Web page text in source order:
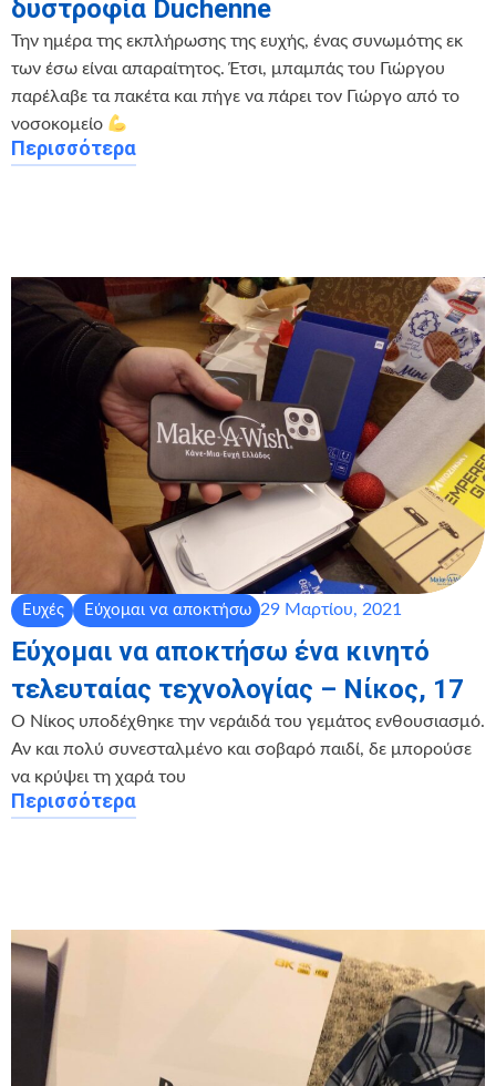
δυστροφία Duchenne
Την ημέρα της εκπλήρωσης της ευχής, ένας συνωμότης εκ
των έσω είναι απαραίτητος. Έτσι, μπαμπάς του Γιώργου
παρέλαβε τα πακέτα και πήγε να πάρει τον Γιώργο από το
νοσοκομείο
Περισσότερα
Ευχές Εύχομαι να αποκτήσω 29 Μαρτίου, 2021
Εύχομαι να αποκτήσω ένα κινητό
τελευταίας τεχνολογίας – Νίκος, 17
Ο Νίκος υποδέχθηκε την νεράιδά του γεμάτος ενθουσιασμό.
Αν και πολύ συνεσταλμένο και σοβαρό παιδί, δε μπορούσε
να κρύψει τη χαρά του
Περισσότερα